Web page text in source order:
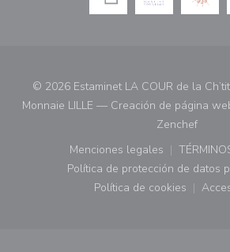
© 2026 Estaminet LA COUR de la
Monnaie LILLE — Creación de página
Zenchef((abre
Menciones legales
((abre en una nueva
Política de protección de datos
((abre en
Política de cookies
((abre en una